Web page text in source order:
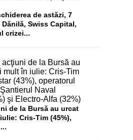
de astăzi, 7
Swiss Capital,
crizei...
de la Bursă au urcat
Cris-Tim (45%),